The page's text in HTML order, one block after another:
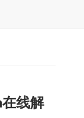
线解